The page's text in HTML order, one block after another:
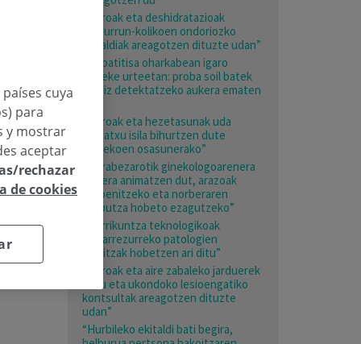
“Beroak eta deshidratazioak
giltzurrun-kolikoen ondoriozko
larrialdiak areagotzen dituzte udan”
“Hepatitisa oharkabean igaro
daiteke urteetan: proba soil batek
garaiz detektatzeko aukera ematen
“Beroak eta hezetasunak uda
mehatxu isila bihurtzen dute
adinekoen osasunerako”
“Nerabezarotik ginekologoarenera
joatera animatzen dut, arazoak
prebenitzeko eta norberaren
gorputza hobeto ezagutzeko”
“Berrikuntza teknologikoak
bizkarrezurreko patologien
emaitzak hobetzen ari ditu”
“Beroak eta aire zabaleko jarduerek
esku eta ukondoko lesioengatiko
kontsultak areagotzen dituzte
udan”
“Hurbileko ekitaldi bati begira,
cuya
para
y mostrar
aceptar
rechazar
de cookies